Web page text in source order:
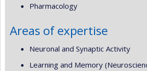
Pharmacology
Areas of expertise
Neuronal and Synaptic Activity
Learning and Memory